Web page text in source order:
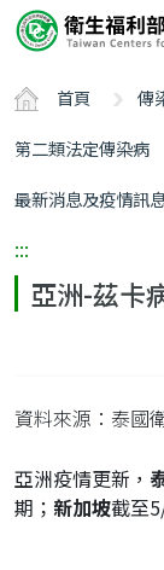
要
容
ALT+C
首頁 傳
第二類法定傳染病
最新消息及疫情訊
:::
亞洲-茲卡
資料來源：泰國
亞洲疫情更新，
期； 新加坡截至